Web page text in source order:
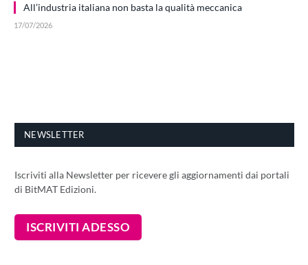
All’industria italiana non basta la qualità meccanica
17/07/2026
NEWSLETTER
Iscriviti alla Newsletter per ricevere gli aggiornamenti dai portali
di BitMAT Edizioni.